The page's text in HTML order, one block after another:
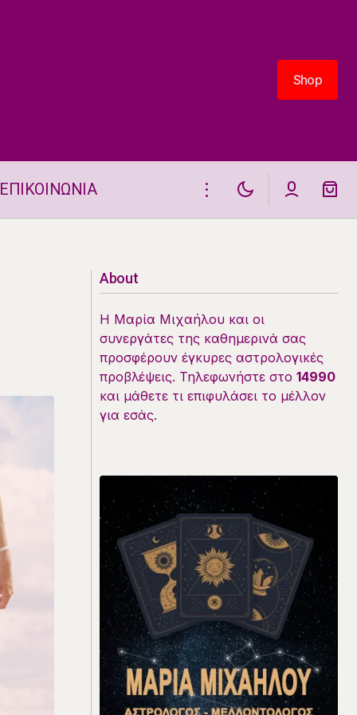
Shop
Shop
ΕΠΙΚΟΙΝΩΝΙΑ
About
Η Μαρία Μιχαήλου και οι
συνεργάτες της καθημερινά σας
προσφέρουν έγκυρες αστρολογικές
προβλέψεις. Τηλεφωνήστε στο 14990
και μάθετε τι επιφυλάσει το μέλλον
για εσάς.